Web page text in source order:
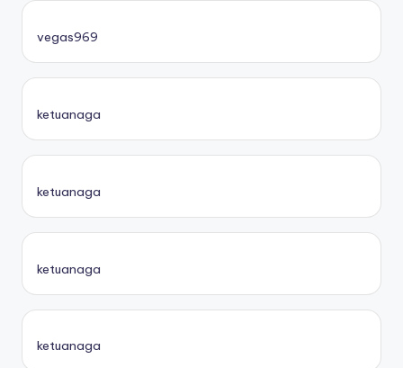
vegas969
ketuanaga
ketuanaga
ketuanaga
ketuanaga